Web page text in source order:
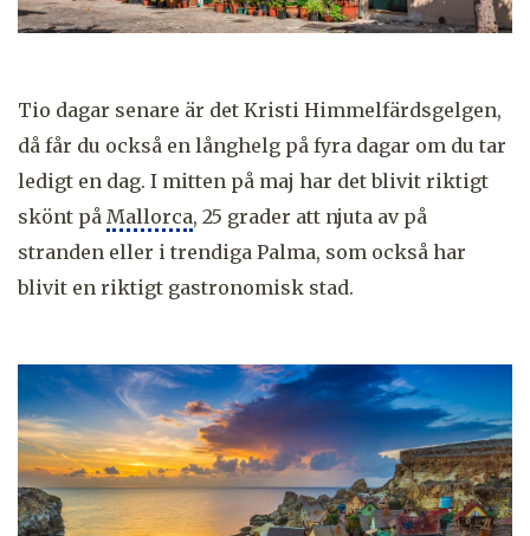
Tio dagar senare är det Kristi Himmelfärdsgelgen,
då får du också en långhelg på fyra dagar om du tar
ledigt en dag. I mitten på maj har det blivit riktigt
skönt på Mallorca, 25 grader att njuta av på
stranden eller i trendiga Palma, som också har
blivit en riktigt gastronomisk stad.